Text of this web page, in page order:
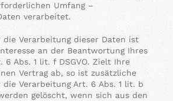
Umfang –
verarbeitet.
die Verarbeitung dieser Daten ist
an der Beantwortung Ihres
6 Abs. 1 lit. f DSGVO. Zielt Ihre
Vertrag ab, so ist zusätzliche
die Verarbeitung Art. 6 Abs. 1 lit. b
gelöscht, wenn sich aus den